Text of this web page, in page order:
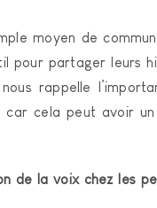
moyen de
pour partager leurs
rappelle
car cela peut avoir
de la voix chez les